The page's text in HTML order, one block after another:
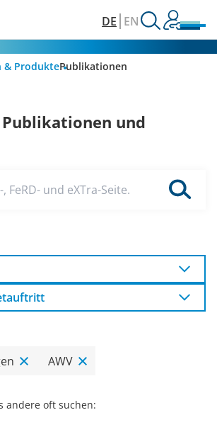
DE EN
& ProduktePublikationen
Publikationen und
und eXTra-Seite.
AWV
andere oft suchen: